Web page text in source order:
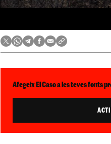
Afegeix El Caso a les teves fonts